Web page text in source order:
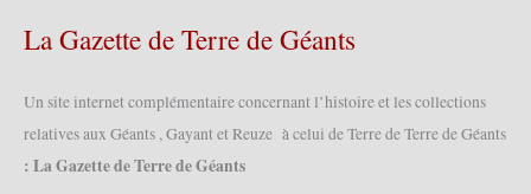
La Gazette de Terre de Géants
Un site internet complémentaire concernant l’histoire et les collections
relatives aux Géants , Gayant et Reuze à celui de Terre de Terre de Géants
: La Gazette de Terre de Géants